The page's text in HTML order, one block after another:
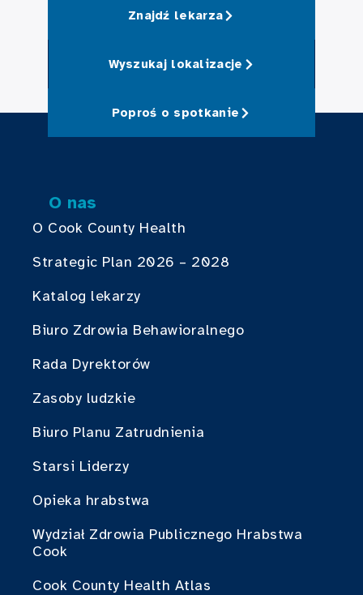
Znajdź lekarza
Wyszukaj lokalizacje
Poproś o spotkanie
O nas
O Cook County Health
Strategic Plan 2026 – 2028
Katalog lekarzy
Biuro Zdrowia Behawioralnego
Rada Dyrektorów
Zasoby ludzkie
Biuro Planu Zatrudnienia
Starsi Liderzy
Opieka hrabstwa
Wydział Zdrowia Publicznego Hrabstwa
Cook
Cook County Health Atlas